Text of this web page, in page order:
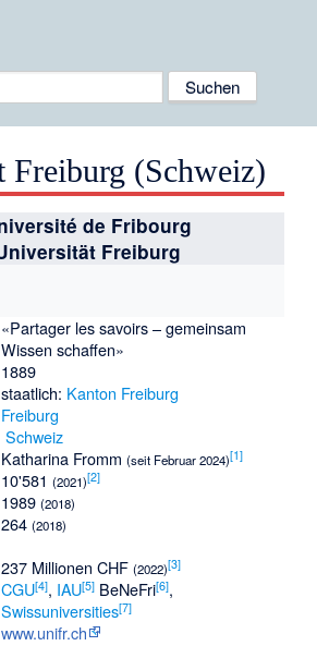
Freiburg (Schweiz)
de Fribourg
Freiburg
«Partager les savoirs – gemeinsam
Wissen schaffen»
1889
staatlich: Kanton Freiburg
Freiburg
Schweiz
Katharina Fromm (seit Februar 2024)[1]
10'581 (2021)[2]
1989 (2018)
264 (2018)
237 Millionen CHF (2022)[3]
CGU[4], IAU[5]BeNeFri[6],
Swissuniversities[7]
www.unifr.ch